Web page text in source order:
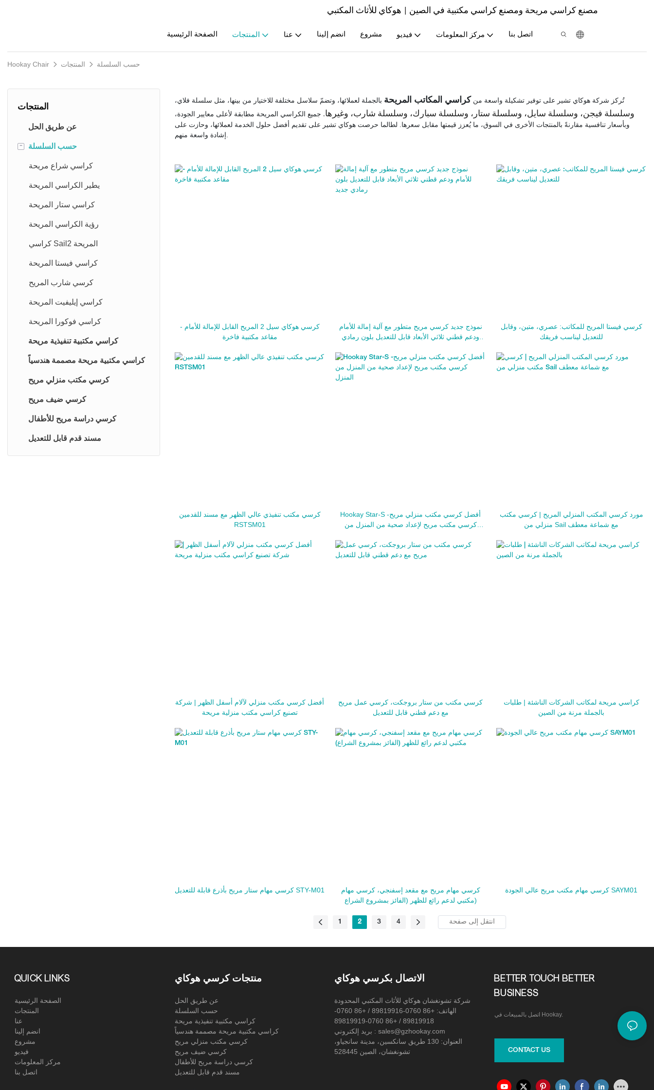
مصنع كراسي مريحة ومصنع كراسي مكتبية في الصين | هوكاي للأثاث المكتبي
الصفحة الرئيسية المنتجات عنا انضم إلينا مشروع فيديو مركز المعلومات اتصل بنا
Hookay Chair المنتجات حسب السلسلة
المنتجات
عن طريق الحل
- حسب السلسلة
كراسي شراع مريحة
يطير الكراسي المريحة
كراسي ستار المريحة
رؤية الكراسي المريحة
كراسي Sail2 المريحة
كراسي فيستا المريحة
كرسي شارب المريح
كراسي إيليفيت المريحة
كراسي فوكورا المريحة
كراسي مكتبية تنفيذية مريحة
كراسي مكتبية مريحة مصممة هندسياً
كرسي مكتب منزلي مريح
كرسي ضيف مريح
كرسي دراسة مريح للأطفال
مسند قدم قابل للتعديل
تُركز شركة هوكاي تشير على توفير تشكيلة واسعة من كراسي المكاتب المريحة بالجملة لعملائها، وتضمّ سلاسل مختلفة للاختيار من بينها، مثل سلسلة فلاي،
وسلسلة فيجن، وسلسلة سايل، وسلسلة ستار، وسلسلة سبارك، وسلسلة شارب، وغيرها. جميع الكراسي المريحة مطابقة لأعلى معايير الجودة،
وبأسعار تنافسية مقارنةً بالمنتجات الأخرى في السوق، ما يُعزز قيمتها مقابل سعرها. لطالما حرصت هوكاي تشير على تقديم أفضل حلول الخدمة لعملائها، وحازت على
كرسي هوكاي سيل 2 المريح القابل للإمالة للأمام -
مقاعد مكتبية فاخرة
نموذج جديد كرسي مريح متطور مع آلية إمالة للأمام
ودعم قطني ثلاثي الأبعاد قابل للتعديل بلون رمادي
كرسي فيستا المريح للمكاتب: عصري، متين، وقابل
للتعديل ليناسب فريقك
كرسي مكتب تنفيذي عالي الظهر مع مسند للقدمين
RSTSM01
Hookay Star-S أفضل كرسي مكتب منزلي مريح-
كرسي مكتب مريح لإعداد صحية من المنزل من
مورد كرسي المكتب المنزلي المريح | كرسي مكتب
منزلي من Sail مع شماعة معطف
أفضل كرسي مكتب منزلي لآلام أسفل الظهر | شركة
تصنيع كراسي مكتب منزلية مريحة
كرسي مكتب من ستار بروجكت، كرسي عمل مريح
مع دعم قطني قابل للتعديل
كراسي مريحة لمكاتب الشركات الناشئة | طلبات
بالجملة مرنة من الصين
كرسي مهام ستار مريح بأذرع قابلة للتعديل STY-M01
كرسي مهام مريح مع مقعد إسفنجي، كرسي مهام
مكتبي لدعم رائع للظهر (الفائز بمشروع الشراع)
كرسي مهام مكتب مريح عالي الجودة SAYM01
1 2 3 4
QUICK LINKS
الصفحة الرئيسية
المنتجات
عنا
انضم إلينا
مشروع
فيديو
مركز المعلومات
اتصل بنا
منتجات كرسي هوكاي
عن طريق الحل
حسب السلسلة
كراسي مكتبية تنفيذية مريحة
كراسي مكتبية مريحة مصممة هندسياً
كرسي مكتب منزلي مريح
كرسي ضيف مريح
كرسي دراسة مريح للأطفال
مسند قدم قابل للتعديل
الاتصال بكرسي هوكاي
الهاتف: +86 0760-89819916 / +86 0760-
89819918 / +86 0760-89819919
بريد إلكتروني : sales@gzhookay.com
العنوان: 130 طريق سانكسين، مدينة سانجياو،
تشونغشان، الصين 528445
BETTER TOUCH BETTER
BUSINESS
اتصل بالمبيعات في Hookay.
CONTACT US